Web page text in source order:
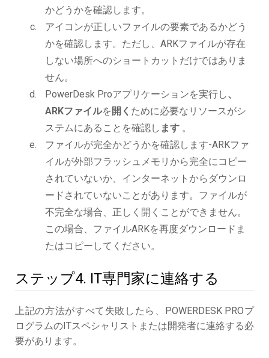
かどうかを確認します。
アイコンが正しいファイルの要素であるかどう
かを確認します。ただし、ARKファイルが存在
しない場所へのショートカットだけではありま
せん。
PowerDesk Proアプリケーションを実行し、
ARKファイルを 開く ために必要なリソースがシ
ステムにあることを確認し ます 。
ファイルが完全かどうかを確認します-ARKファ
イルが外部フラッシュメモリから完全にコピー
されていないか、インターネットからダウンロ
ードされていないことがあります。ファイルが
不完全な場合、正しく開くことができません。
この場合、ファイルARKを再度ダウンロードま
たはコピーしてください。
ステップ4. IT専門家に連絡する
上記の方法がすべて失敗したら、POWERDESK PROプ
ログラムのITスペシャリストまたは開発者に連絡する必
要があります。